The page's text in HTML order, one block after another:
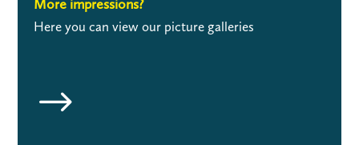
More impressions?
Here you can view our picture galleries
$